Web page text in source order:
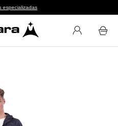
especializadas